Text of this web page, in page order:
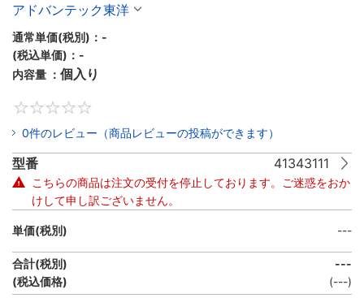
アドバンテック東洋
通常単価(税別)： -
(税込単価)： -
内容量 ： 個入り
0件のレビュー（商品レビューの投稿ができます）
型番 41343111
こちらの商品は注文の受付を停止しております。ご迷惑をおか
けして申し訳ございません。
単価(税別) ---
合計(税別)
(税込価格)
---
(---)